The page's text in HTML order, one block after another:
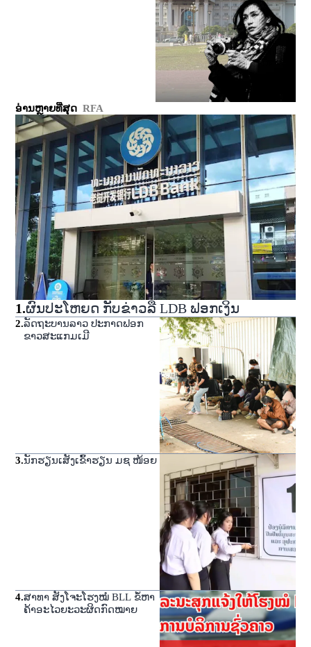
ອ່ານຫຼາຍທີ່ສຸດ RFA
1.ຜົນປະໂຫຍດ ກັບຂ່າວລື LDB ຟອກເງິນ
2.ລັດຖະບານລາວ ປະກາດຟອກ
ຂາວສະແກມເມີ
3.ນັກຮຽນເສັງເຂົ້າຮຽນ ມຊ ໜ້ອຍ
4.ສາທາ ສັງໂຈະໂຮງໝໍ BLL ຂໍ້ຫາ
ຄ້າອະໄວຍະວະຜິດກົດໝາຍ